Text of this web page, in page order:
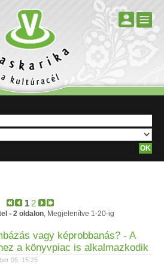
1 2
- 2 oldalon, Megjelenítve 1-20-ig
vagy képrobbanás? - A
a könyvpiac is alkalmazkodik
05. 15:25